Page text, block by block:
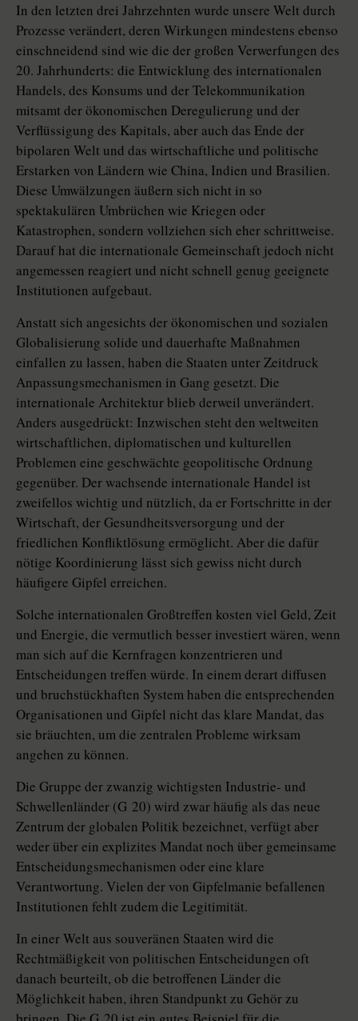
In den letzten drei Jahrzehnten wurde unsere Welt durch
Prozesse verändert, deren Wirkungen mindestens ebenso
einschneidend sind wie die der großen Verwerfungen des
20. Jahrhunderts: die Entwicklung des internationalen
Handels, des Konsums und der Telekommunikation
mitsamt der ökonomischen Deregulierung und der
Verflüssigung des Kapitals, aber auch das Ende der
bipolaren Welt und das wirtschaftliche und politische
Erstarken von Ländern wie China, Indien und Brasilien.
Diese Umwälzungen äußern sich nicht in so
spektakulären Umbrüchen wie Kriegen oder
Katastrophen, sondern vollziehen sich eher schrittweise.
Darauf hat die internationale Gemeinschaft jedoch nicht
angemessen reagiert und nicht schnell genug geeignete
Institutionen aufgebaut.
Anstatt sich angesichts der ökonomischen und sozialen
Globalisierung solide und dauerhafte Maßnahmen
einfallen zu lassen, haben die Staaten unter Zeitdruck
Anpassungsmechanismen in Gang gesetzt. Die
internationale Architektur blieb derweil unverändert.
Anders ausgedrückt: Inzwischen steht den weltweiten
wirtschaftlichen, diplomatischen und kulturellen
Problemen eine geschwächte geopolitische Ordnung
gegenüber. Der wachsende internationale Handel ist
zweifellos wichtig und nützlich, da er Fortschritte in der
Wirtschaft, der Gesundheitsversorgung und der
friedlichen Konfliktlösung ermöglicht. Aber die dafür
nötige Koordinierung lässt sich gewiss nicht durch
häufigere Gipfel erreichen.
Solche internationalen Großtreffen kosten viel Geld, Zeit
und Energie, die vermutlich besser investiert wären, wenn
man sich auf die Kernfragen konzentrieren und
Entscheidungen treffen würde. In einem derart diffusen
und bruchstückhaften System haben die entsprechenden
Organisationen und Gipfel nicht das klare Mandat, das
sie bräuchten, um die zentralen Probleme wirksam
angehen zu können.
Die Gruppe der zwanzig wichtigsten Industrie- und
Schwellenländer (G 20) wird zwar häufig als das neue
Zentrum der globalen Politik bezeichnet, verfügt aber
weder über ein explizites Mandat noch über gemeinsame
Entscheidungsmechanismen oder eine klare
Verantwortung. Vielen der von Gipfelmanie befallenen
Institutionen fehlt zudem die Legitimität.
In einer Welt aus souveränen Staaten wird die
Rechtmäßigkeit von politischen Entscheidungen oft
danach beurteilt, ob die betroffenen Länder die
Möglichkeit haben, ihren Standpunkt zu Gehör zu